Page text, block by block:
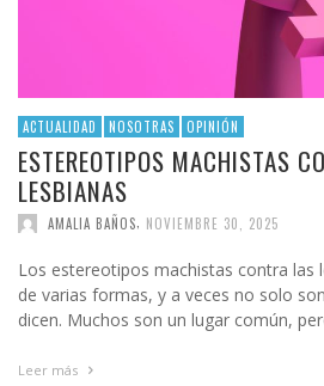
ACTUALIDAD NOSOTRAS OPINIÓN
ESTEREOTIPOS MACHISTAS
LESBIANAS
AMALIA BAÑOS NOVIEMBRE 30, 2025
Los estereotipos machistas contra las
de varias formas, y a veces no solo
dicen. Muchos son un lugar común,
Leer más